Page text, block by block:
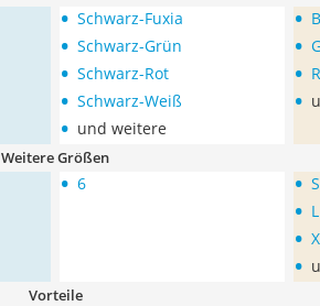
• Schwarz-Fuxia
• Schwarz-Grün
• Schwarz-Rot
• Schwarz-Weiß
• und weitere
•
•
•
•
Weitere Größen
• 6 • S
• L
•
•
Vorteile